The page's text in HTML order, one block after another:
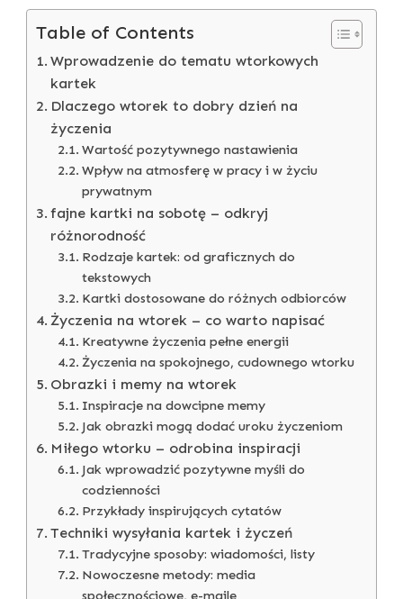
Table of Contents
Wprowadzenie do tematu wtorkowych
kartek
Dlaczego wtorek to dobry dzień na
życzenia
Wartość pozytywnego nastawienia
Wpływ na atmosferę w pracy i w życiu
prywatnym
fajne kartki na sobotę – odkryj
różnorodność
Rodzaje kartek: od graficznych do
tekstowych
Kartki dostosowane do różnych odbiorców
Życzenia na wtorek – co warto napisać
Kreatywne życzenia pełne energii
Życzenia na spokojnego, cudownego wtorku
Obrazki i memy na wtorek
Inspiracje na dowcipne memy
Jak obrazki mogą dodać uroku życzeniom
Miłego wtorku – odrobina inspiracji
Jak wprowadzić pozytywne myśli do
codzienności
Przykłady inspirujących cytatów
Techniki wysyłania kartek i życzeń
Tradycyjne sposoby: wiadomości, listy
Nowoczesne metody: media
społecznościowe, e-maile